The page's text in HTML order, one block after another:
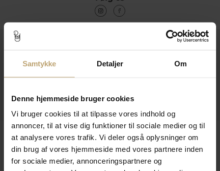
Samtykke Detaljer Om
Denne hjemmeside bruger cookies
Vi bruger cookies til at tilpasse vores indhold og
annoncer, til at vise dig funktioner til sociale medier og til
at analysere vores trafik. Vi deler også oplysninger om
din brug af vores hjemmeside med vores partnere inden
for sociale medier, annonceringspartnere og
Åbningstider I Butikken
Praktiske Sider
Leveringsmuligheder